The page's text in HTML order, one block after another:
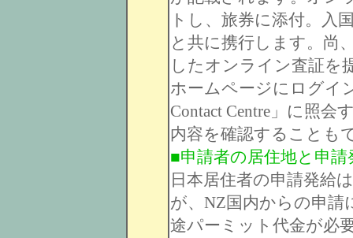
トし、旅券に添付。入
と共に携行します。尚
したオンライン査証を
ホームページにログイ
Contact Centre」に照会
内容を確認することも
■申請者の居住地と申請
日本居住者の申請発給
が、NZ国内からの申請
途パーミット代金が必